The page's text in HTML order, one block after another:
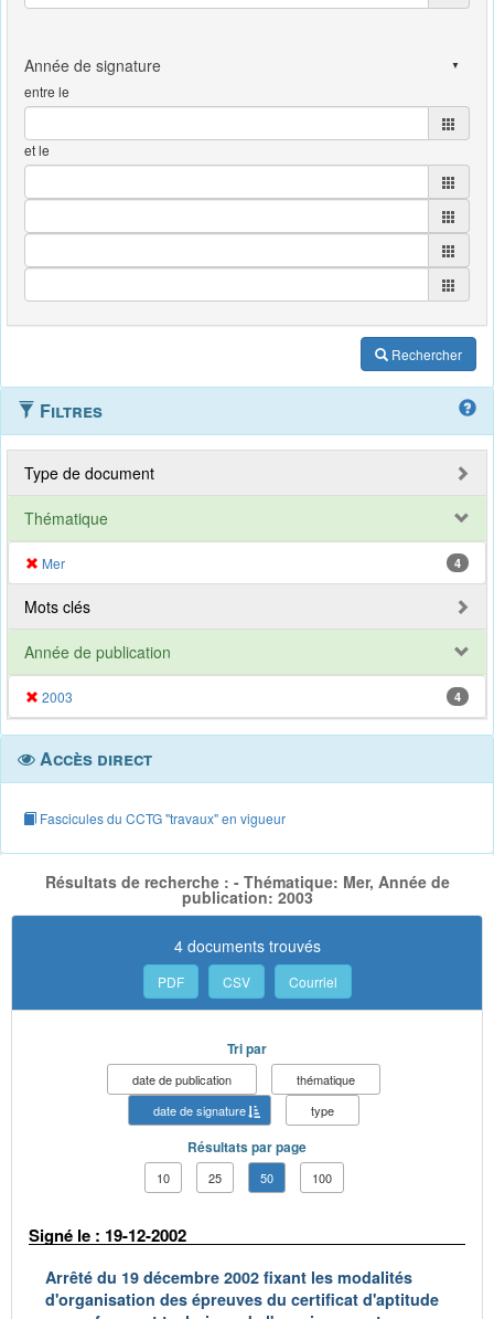
entre le
et le
Rechercher
Filtres
Type de document
Thématique
Mer 4
Mots clés
Année de publication
2003 4
Accès direct
Fascicules du CCTG "travaux" en vigueur
Résultats de recherche : - Thématique: Mer, Année de
publication: 2003
4 documents trouvés
PDF CSV Courriel
Tri par
date de publication
thématique
date de signature
type
Résultats par page
10 25 50 100
Signé le : 19-12-2002
Arrêté du 19 décembre 2002 fixant les modalités
d'organisation des épreuves du certificat d'aptitude